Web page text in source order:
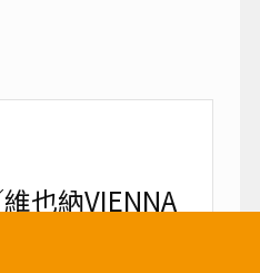
也納VIENNA